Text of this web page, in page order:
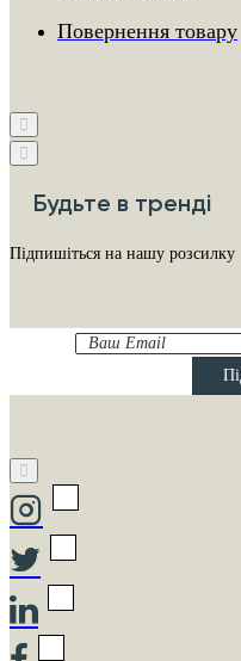
Повернення товару
Будьте в тренді
Підпишіться на нашу розсилку
Ваш